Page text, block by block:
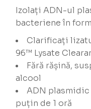
Izolați ADN-ul
bacteriene în
Clarificați
96™ Lysate
Fără rășină,
alcool
ADN
puțin de 1 oră